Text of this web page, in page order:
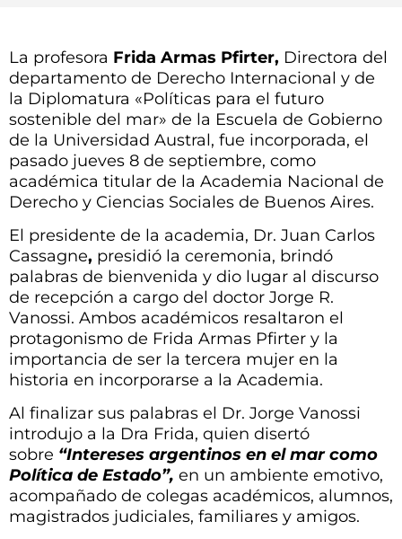
La profesora Frida Armas Pfirter, Directora del
departamento de Derecho Internacional y de
la Diplomatura «Políticas para el futuro
sostenible del mar» de la Escuela de Gobierno
de la Universidad Austral, fue incorporada, el
pasado jueves 8 de septiembre, como
académica titular de la Academia Nacional de
Derecho y Ciencias Sociales de Buenos Aires.
El presidente de la academia, Dr. Juan Carlos
Cassagne, presidió la ceremonia, brindó
palabras de bienvenida y dio lugar al discurso
de recepción a cargo del doctor Jorge R.
Vanossi. Ambos académicos resaltaron el
protagonismo de Frida Armas Pfirter y la
importancia de ser la tercera mujer en la
historia en incorporarse a la Academia.
Al finalizar sus palabras el Dr. Jorge Vanossi
introdujo a la Dra Frida, quien disertó
sobre “Intereses argentinos en el mar como
Política de Estado”, en un ambiente emotivo,
acompañado de colegas académicos, alumnos,
magistrados judiciales, familiares y amigos.